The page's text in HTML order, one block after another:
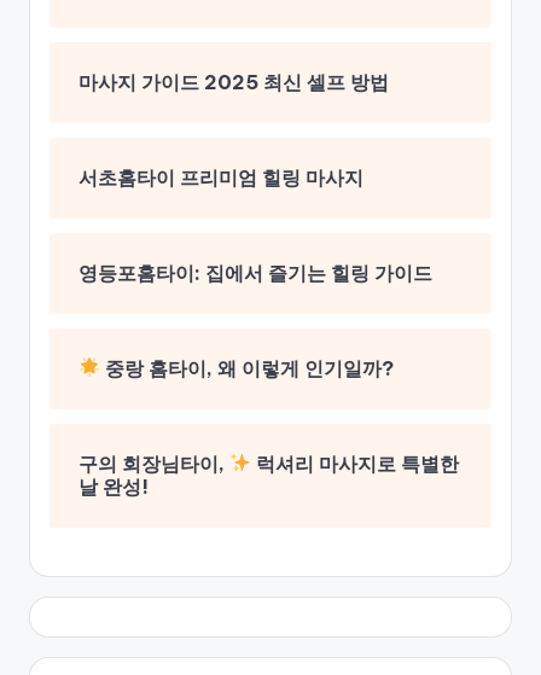
마사지 가이드 2025 최신 셀프 방법
서초홈타이 프리미엄 힐링 마사지
영등포홈타이: 집에서 즐기는 힐링 가이드
중랑 홈타이, 왜 이렇게 인기일까?
구의 회장님타이,
럭셔리 마사지로 특별한
날 완성!